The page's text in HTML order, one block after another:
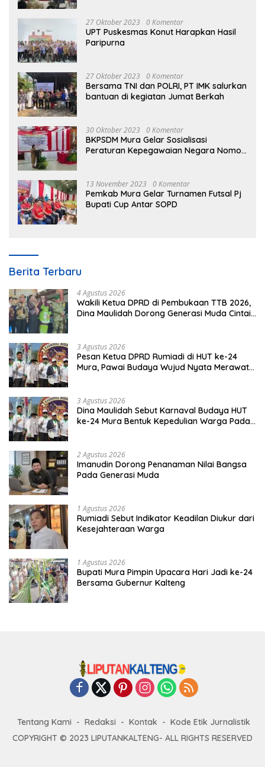
27 Oktober 2023 0 Komentar
UPT Puskesmas Konut Harapkan Hasil
Paripurna
27 Oktober 2023 0 Komentar
Bersama TNI dan POLRI, PT IMK salurkan
bantuan di kegiatan Jumat Berkah
30 Oktober 2023 0 Komentar
BKPSDM Mura Gelar Sosialisasi
Peraturan Kepegawaian Negara Nomor
13 November 2023 0 Komentar
Pemkab Mura Gelar Turnamen Futsal Pj
Bupati Cup Antar SOPD
Berita Terbaru
4 Agustus 2026
Wakili Ketua DPRD di Pembukaan TTB 2026,
Dina Maulidah Dorong Generasi Muda Cintai
3 Agustus 2026
Pesan Ketua DPRD Rumiadi di HUT ke-24
Mura, Pawai Budaya Wujud Nyata Merawat
3 Agustus 2026
Dina Maulidah Sebut Karnaval Budaya HUT
ke-24 Mura Bentuk Kepedulian Warga Pada
2 Agustus 2026
Imanudin Dorong Penanaman Nilai Bangsa
Pada Generasi Muda
1 Agustus 2026
Rumiadi Sebut Indikator Keadilan Diukur dari
Kesejahteraan Warga
1 Agustus 2026
Bupati Mura Pimpin Upacara Hari Jadi ke-24
Bersama Gubernur Kalteng
Tentang Kami Redaksi Kontak
Kode Etik Jurnalistik
COPYRIGHT © 2023 LIPUTANKALTENG- ALL RIGHTS RESERVED